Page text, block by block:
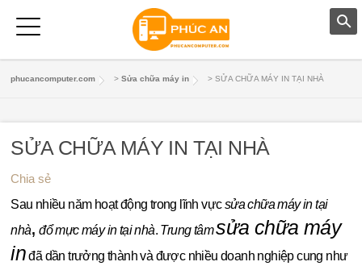
C
H
phucancomputer.com >Sửa chữa máy in >SỬA CHỮA MÁY IN TẠI NHÀ
SỬA CHỮA MÁY IN TẠI NHÀ
Chia sẻ
Sau nhiều năm hoạt động trong lĩnh vựcsửa chữa máy in tại
nhà, đổ mực máy in tại nhà. Trung tâmsửa chữa máy
inđã dần trưởng thành và được nhiều doanh nghiệp cung như